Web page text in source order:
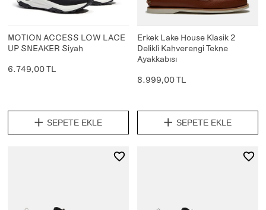
MOTION ACCESS LOW LACE
UP SNEAKER Siyah
6.749,00 TL
SEPETE EKLE
Erkek Lake House Klasik 2
Delikli Kahverengi Tekne
Ayakkabısı
8.999,00 TL
SEPETE EKLE